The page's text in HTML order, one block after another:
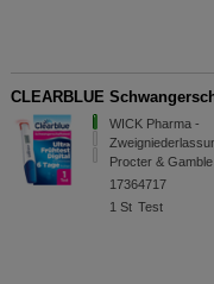
CLEARBLUE
WICK Pharma -
Procter &
17364717
1 St Test